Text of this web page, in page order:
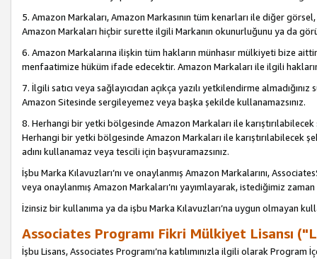
5. Amazon Markaları, Amazon Markasının tüm kenarları ile diğer
Amazon Markaları hiçbir surette ilgili Markanın okunurluğunu ya da
6. Amazon Markalarına ilişkin tüm hakların münhasır mülkiyeti bize
menfaatimize hüküm ifade edecektir. Amazon Markaları ile ilgili
7. İlgili satıcı veya sağlayıcıdan açıkça yazılı yetkilendirme
Amazon Sitesinde sergileyemez veya başka şekilde kullanamazsınız.
8. Herhangi bir yetki bölgesinde Amazon Markaları ile
Herhangi bir yetki bölgesinde Amazon Markaları ile karıştırılabilecek
adını kullanamaz veya tescili için başvuramazsınız.
İşbu Marka Kılavuzları’nı ve onaylanmış Amazon Markalarını,
veya onaylanmış Amazon Markaları’nı yayımlayarak, istediğimiz
İzinsiz bir kullanıma ya da işbu Marka Kılavuzları’na uygun olmayan
Associates Programı Fikri Mülkiyet Lisansı
İşbu Lisans, Associates Programı’na katılımınızla ilgili olarak Program